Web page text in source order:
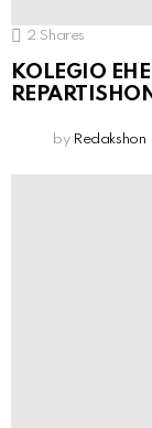
2 Shares
KOLEGIO
by Redakshon